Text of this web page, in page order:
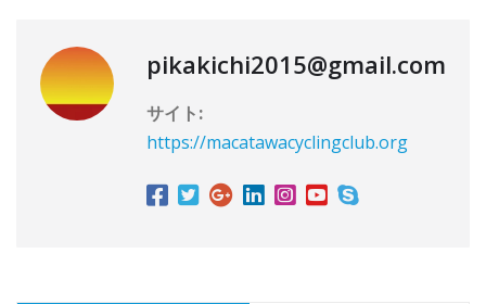
pikakichi2015@gmail.com
サイト:
https://macatawacyclingclub.org